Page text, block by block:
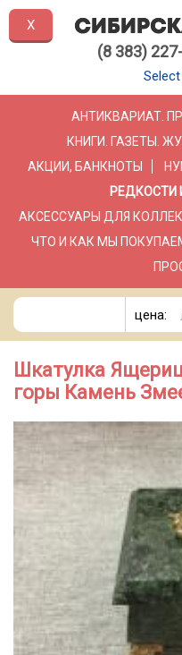
(8 383)
АНТИКВАРИАТ.
КНИГИ. ГАЗЕТЫ.
АКЦИИ, БАНКНОТЫ
РЕДКОСТИ
АКСЕССУАРЫ ДЛЯ
ЧТО И КАК МЫ
цена:
Шкатулка
горы Камень
X